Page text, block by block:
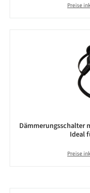
Preise
Dämmerungsschalter
Ideal
Preise